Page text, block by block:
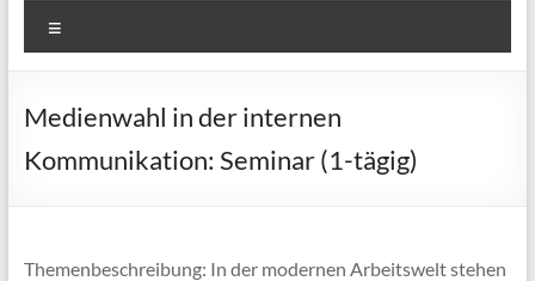
Medienwahl in der internen
Kommunikation: Seminar (1-tägig)
Themenbeschreibung: In der modernen Arbeitswelt stehen